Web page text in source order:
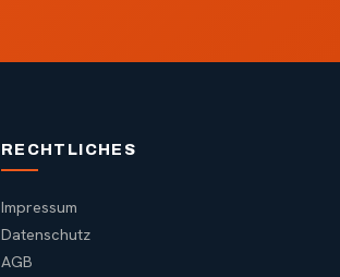
RECHTLICHES
Impressum
Datenschutz
AGB